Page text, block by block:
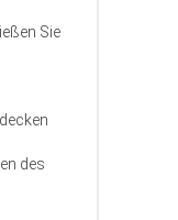
Sie
des